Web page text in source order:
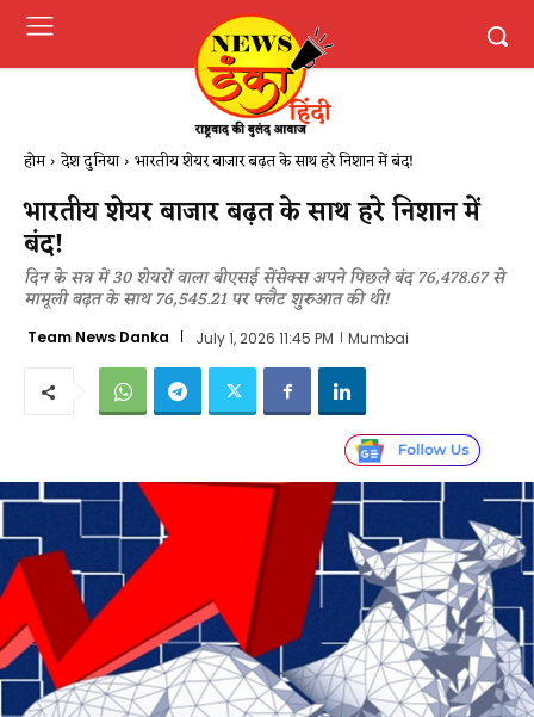
होम देश दुनिया भारतीय शेयर बाजार बढ़त के साथ हरे निशान में बंद!
भारतीय शेयर बाजार बढ़त के साथ हरे निशान में
बंद!
दिन के सत्र में 30 शेयरों वाला बीएसई सेंसेक्स अपने पिछले बंद 76,478.67 से
मामूली बढ़त के साथ 76,545.21 पर फ्लैट शुरुआत की थी!
Team News Danka July 1, 2026 11:45 PM Mumbai